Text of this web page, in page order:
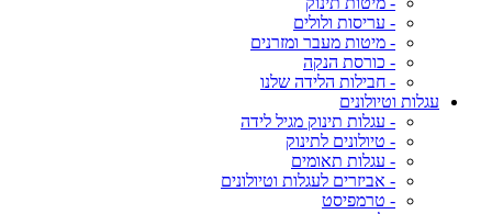
- עריסות ולולים
- מיטות מעבר ומזרנים
- כורסת הנקה
- חבילות הלידה שלנו
עגלות וטיולונים
- עגלות תינוק מגיל לידה
- טיולונים לתינוק
- עגלות תאומים
- אביזרים לעגלות וטיולונים
- טרמפיסט